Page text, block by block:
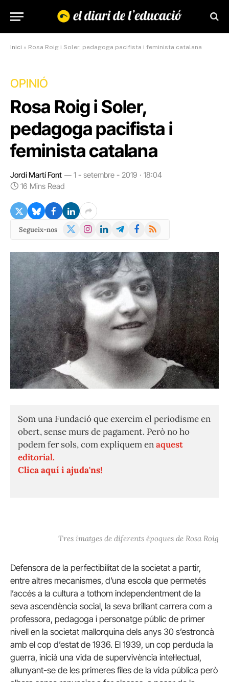
Inici » Rosa Roig i Soler, pedagoga pacifista i feminista catalana
OPINIÓ
Rosa Roig i Soler,
pedagoga pacifista i
feminista catalana
Jordi Martí Font
1 - setembre - 2019 · 18:04
16 Mins Read
Segueix-nos
X
Instagram
LinkedInTelegramFacebook
RSS
Som una Fundació que exercim el periodisme en
obert, sense murs de pagament. Però no ho
podem fer sols, com expliquem enaquest
editorial.
Clica aquí i ajuda'ns!
Tres imatges de diferents èpoques de Rosa Roig
Defensora de la perfectibilitat de la societat a partir,
entre altres mecanismes, d’una escola que permetés
l’accés a la cultura a tothom independentment de la
seva ascendència social, la seva brillant carrera com a
professora, pedagoga i personatge públic de primer
nivell en la societat mallorquina dels anys 30 s’estroncà
amb el cop d’estat de 1936. El 1939, un cop perduda la
guerra, inicià una vida de supervivència intel·lectual,
allunyant-se de les primeres files de la vida pública però